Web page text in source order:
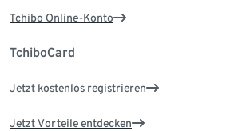
Tchibo Online-Konto
TchiboCard
Jetzt kostenlos registrieren
Jetzt Vorteile entdecken